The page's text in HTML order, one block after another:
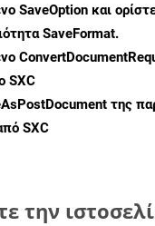
SaveOption και
SaveFormat.
SXC
της
SXC
την